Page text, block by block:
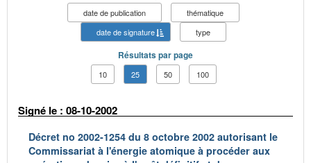
date de publication
thématique
date de signature
type
Résultats par page
10 25 50 100
Signé le : 08-10-2002
Décret no 2002-1254 du 8 octobre 2002 autorisant le
Commissariat à l'énergie atomique à procéder aux